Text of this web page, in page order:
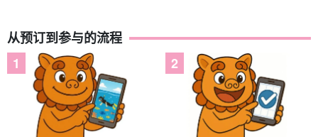
从预订到参与的流程